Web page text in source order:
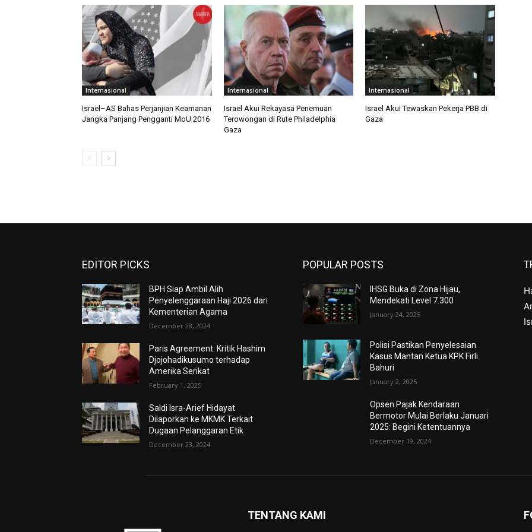
Internasional
Israel–AS Bahas Perjanjian Keamanan
Jangka Panjang Pengganti MoU 2016
Internasional
Israel Akui Rekayasa Penemuan
Terowongan di Rute Philadelphia
Gaza
Internasional
Israel Akui Tewaskan Pekerja PBB di
Gaza
EDITOR PICKS
BPH Siap Ambil Alih
Penyelenggaraan Haji 2026 dari
Kementerian Agama
December 28, 2024
Paris Agreement: Kritik Hashim
Djojohadikusumo terhadap
Amerika Serikat
February 1, 2025
Saldi Isra-Arief Hidayat
Dilaporkan ke MKMK Terkait
Dugaan Pelanggaran Etik
December 23, 2024
POPULAR POSTS
IHSG Buka di Zona Hijau,
Mendekati Level 7.300
January 24, 2025
Polisi Pastikan Penyelesaian
Kasus Mantan Ketua KPK Firli
Bahuri
January 2, 2025
Opsen Pajak Kendaraan
Bermotor Mulai Berlaku Januari
2025: Begini Ketentuannya
December 19, 2024
TENTANG KAMI